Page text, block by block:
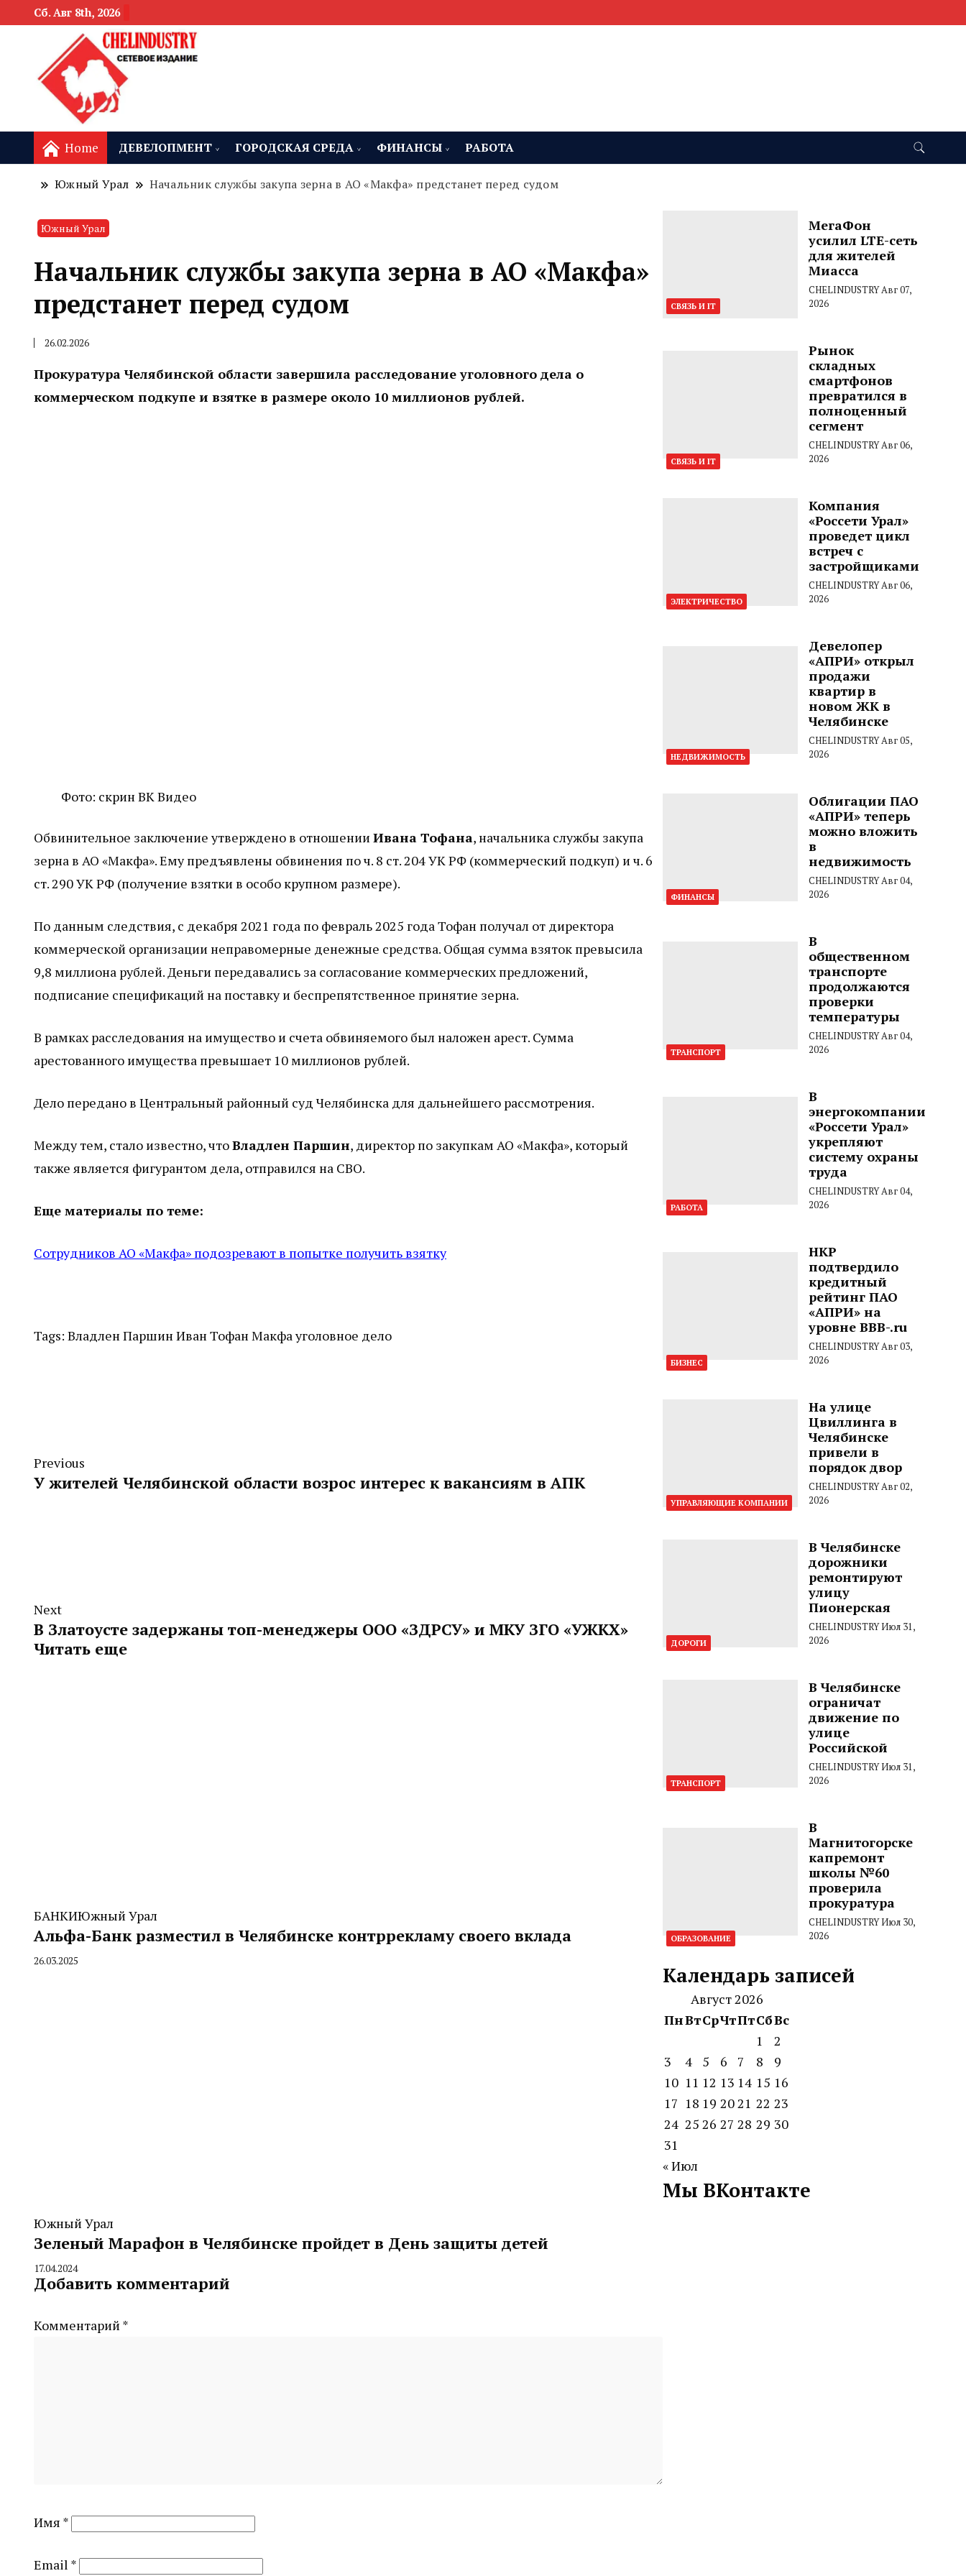
Сб. Авг 8th, 2026
Home ДЕВЕЛОПМЕНТ ГОРОДСКАЯ СРЕДА ФИНАНСЫ РАБОТА
Южный Урал Начальник службы закупа зерна в АО «Макфа» предстанет перед судом
Южный Урал
Начальник службы закупа зерна в АО «Макфа»
предстанет перед судом
26.02.2026
Прокуратура Челябинской области завершила расследование уголовного дела о
коммерческом подкупе и взятке в размере около 10 миллионов рублей.
Фото: скрин ВК Видео
Обвинительное заключение утверждено в отношении Ивана Тофана, начальника службы закупа
зерна в АО «Макфа». Ему предъявлены обвинения по ч. 8 ст. 204 УК РФ (коммерческий подкуп) и ч. 6
ст. 290 УК РФ (получение взятки в особо крупном размере).
По данным следствия, с декабря 2021 года по февраль 2025 года Тофан получал от директора
коммерческой организации неправомерные денежные средства. Общая сумма взяток превысила
9,8 миллиона рублей. Деньги передавались за согласование коммерческих предложений,
подписание спецификаций на поставку и беспрепятственное принятие зерна.
В рамках расследования на имущество и счета обвиняемого был наложен арест. Сумма
арестованного имущества превышает 10 миллионов рублей.
Дело передано в Центральный районный суд Челябинска для дальнейшего рассмотрения.
Между тем, стало известно, чтоВладлен Паршин, директор по закупкам АО «Макфа», который
также является фигурантом дела, отправился на СВО.
Еще материалы по теме:
Сотрудников АО «Макфа» подозревают в попытке получить взятку
Tags: Владлен Паршин Иван Тофан Макфауголовное дело
Previous
У жителей Челябинской области возрос интерес к вакансиям в АПК
Next
В Златоусте задержаны топ-менеджеры ООО «ЗДРСУ» и МКУ ЗГО «УЖКХ»
Читать еще
БАНКИЮжный Урал
Альфа-Банк разместил в Челябинске контррекламу своего вклада
By
26.03.2025
Южный Урал
Зеленый Марафон в Челябинске пройдет в День защиты детей
By
CHELINDUSTRY
17.04.2024
Добавить комментарий
Комментарий *
Имя *
Email *
СВЯЗЬ И IT
МегаФон
усилил LTE-сеть
для жителей
Миасса
CHELINDUSTRYАвг 07,
2026
СВЯЗЬ И IT
Рынок
складных
смартфонов
превратился в
полноценный
сегмент
CHELINDUSTRYАвг 06,
2026
ЭЛЕКТРИЧЕСТВО
Компания
«Россети Урал»
проведет цикл
встреч с
застройщиками
CHELINDUSTRYАвг 06,
2026
НЕДВИЖИМОСТЬ
Девелопер
«АПРИ» открыл
продажи
квартир в
новом ЖК в
Челябинске
CHELINDUSTRYАвг 05,
2026
ФИНАНСЫ
Облигации ПАО
«АПРИ» теперь
можно вложить
в
недвижимость
CHELINDUSTRYАвг 04,
2026
ТРАНСПОРТ
В
общественном
транспорте
продолжаются
проверки
температуры
CHELINDUSTRYАвг 04,
2026
РАБОТА
В
энергокомпании
«Россети Урал»
укрепляют
систему охраны
труда
CHELINDUSTRYАвг 04,
2026
БИЗНЕС
НКР
подтвердило
кредитный
рейтинг ПАО
«АПРИ» на
уровне BBB-.ru
CHELINDUSTRYАвг 03,
2026
УПРАВЛЯЮЩИЕ КОМПАНИИ
На улице
Цвиллинга в
Челябинске
привели в
порядок двор
CHELINDUSTRYАвг 02,
2026
ДОРОГИ
В Челябинске
дорожники
ремонтируют
улицу
Пионерская
CHELINDUSTRYИюл 31,
2026
ТРАНСПОРТ
В Челябинске
ограничат
движение по
улице
Российской
CHELINDUSTRYИюл 31,
2026
ОБРАЗОВАНИЕ
В
Магнитогорске
капремонт
школы №60
проверила
прокуратура
CHELINDUSTRYИюл 30,
2026
Календарь записей
Август 2026
ПнВтСрЧтПтСбВс
1
2
3
4 5 6 7 8
9
10 11 12 13 14 15 16
17 18 19 2021 22 23
24 25 26 27 28 29 30
31
« Июл
Мы ВКонтакте